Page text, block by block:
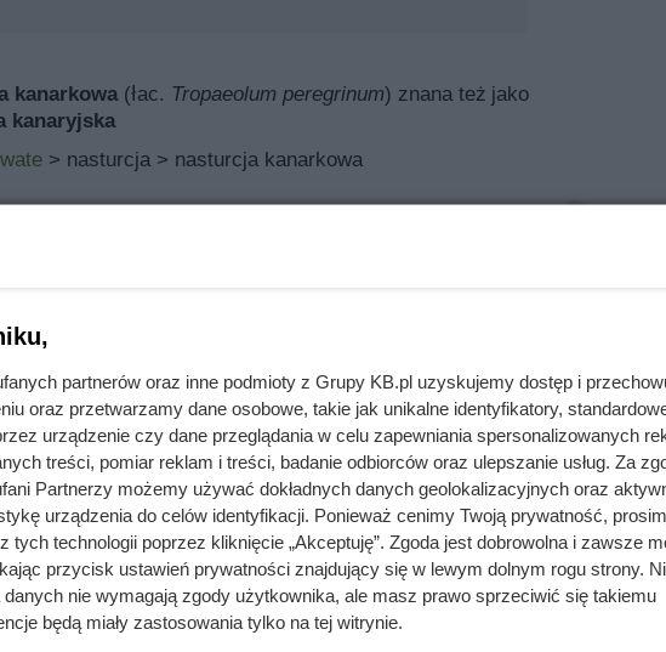
kanarkowa(łac. Tropaeolum peregrinum) znana też jako
kanaryjska
> nasturcja > nasturcja kanarkowa
nasturcja kanaryjska
nadaje się do miejsc uprawy takich jak ogród
kwiaty, przyjemny zapach, ciekawy pokrój, ozdobne
kanaryjska jest jadalna.
cm i po 1 roku osiąga wysokość od 200 do 400 cm i
jest pnący.
jak żółty i kanarkowy które kwitną w miesiącach czerwiec,
są zielone i podzielone
partnerów oraz inne podmioty z Grupy KB.pl uzyskujemy dostęp i
oraz przetwarzamy dane osobowe, takie jak unikalne identyfikatory,
urządzenie czy dane przeglądania w celu zapewniania spersonalizowanych
treści, pomiar reklam i treści, badanie odbiorców oraz ulepszanie usług. Za
Partnerzy możemy używać dokładnych danych geolokalizacyjnych oraz
urządzenia do celów identyfikacji. Ponieważ cenimy Twoją prywatność,
tych technologii poprzez kliknięcie „Akceptuję”. Zgoda jest dobrowolna i zawsze
przycisk ustawień prywatności znajdujący się w lewym dolnym rogu strony.
danych nie wymagają zgody użytkownika, ale masz prawo sprzeciwić się takiemu
będą miały zastosowania tylko na tej witrynie.